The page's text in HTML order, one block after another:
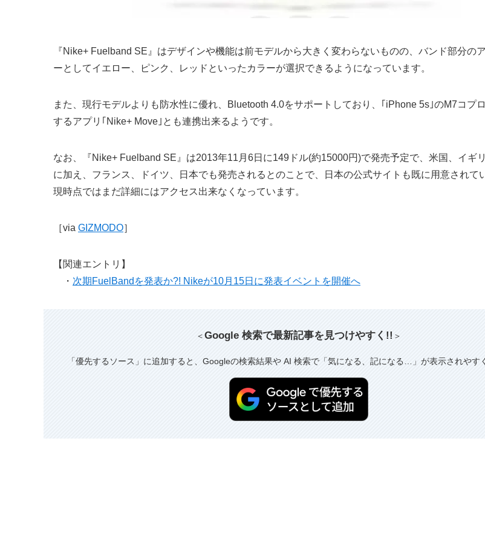
『Nike+ Fuelband SE』はデザインや機能は前モデルから大きく変わらないものの、バンド部分の
ーとしてイエロー、ピンク、レッドといったカラーが選択できるようになっています。
また、現行モデルよりも防水性に優れ、Bluetooth 4.0をサポートしており、｢iPhone 5s｣のM7コプ
するアプリ｢Nike+ Move｣とも連携出来るようです。
なお、『Nike+ Fuelband SE』は2013年11月6日に149ドル(約15000円)で発売予定で、米国、イギ
に加え、フランス、ドイツ、日本でも発売されるとのことで、日本の公式サイトも既に用意されて
現時点ではまだ詳細にはアクセス出来なくなっています。
［via GIZMODO］
【関連エントリ】
・ 次期FuelBandを発表か?! Nikeが10月15日に発表イベントを開催へ
＜Google 検索で最新記事を見つけやすく!! ＞
「優先するソース」に追加すると、Googleの検索結果や AI 検索で「気になる、記になる…」が表示されやす